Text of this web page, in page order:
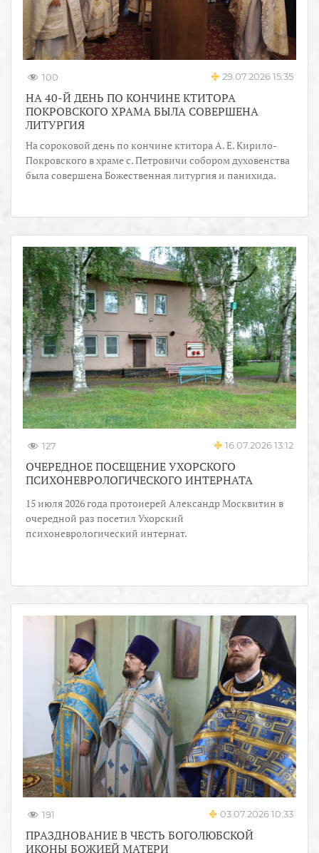
100 29.07.2026 15:35
НА 40-Й ДЕНЬ ПО КОНЧИНЕ КТИТОРА
ПОКРОВСКОГО ХРАМА БЫЛА СОВЕРШЕНА
ЛИТУРГИЯ
На сороковой день по кончине ктитора А. Е. Кирило-
Покровского в храме с. Петровичи собором духовенства
была совершена Божественная литургия и панихида.
127 16.07.2026 13:12
ОЧЕРЕДНОЕ ПОСЕЩЕНИЕ УХОРСКОГО
ПСИХОНЕВРОЛОГИЧЕСКОГО ИНТЕРНАТА
15 июля 2026 года протоиерей Александр Москвитин в
очередной раз посетил Ухорский
психоневрологический интернат.
191 03.07.2026 10:33
ПРАЗДНОВАНИЕ В ЧЕСТЬ БОГОЛЮБСКОЙ
ИКОНЫ БОЖИЕЙ МАТЕРИ